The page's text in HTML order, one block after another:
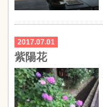
2017.07.01
紫陽花